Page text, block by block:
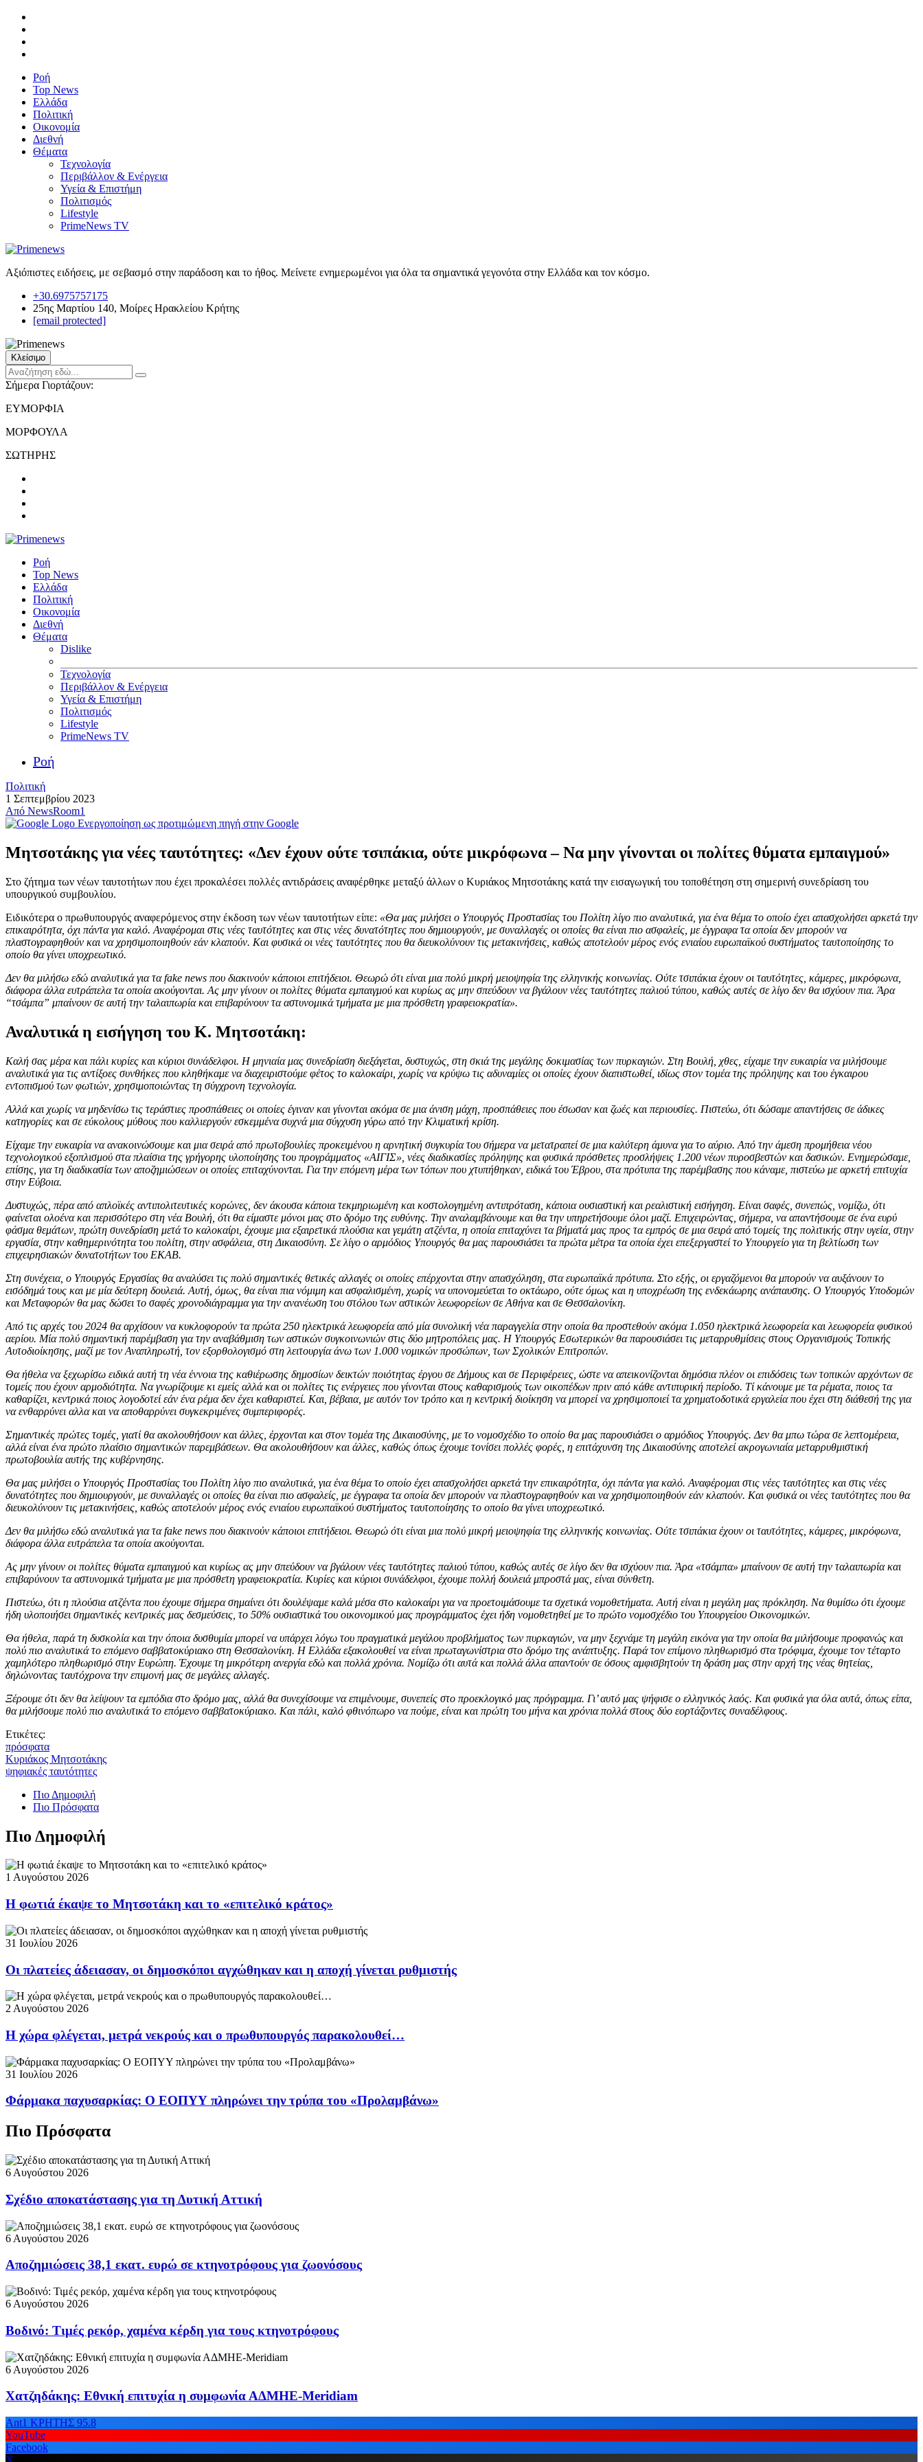
Ροή
Top News
Ελλάδα
Πολιτική
Οικονομία
Διεθνή
Θέματα
Τεχνολογία
Περιβάλλον & Ενέργεια
Υγεία & Επιστήμη
Πολιτισμός
Lifestyle
PrimeNews TV
Αξιόπιστες ειδήσεις, με σεβασμό στην παράδοση και το ήθος. Μείνετε ενημερωμένοι για όλα τα σημαντικά γεγονότα στην Ελλάδα και τον κόσμο.
+30.6975757175
25ης Μαρτίου 140, Μοίρες Ηρακλείου Κρήτης
[email protected]
Κλείσιμο
Σήμερα Γιορτάζουν:
ΕΥΜΟΡΦΙΑ
ΜΟΡΦΟΥΛΑ
ΣΩΤΗΡΗΣ
Ροή
Top News
Ελλάδα
Πολιτική
Οικονομία
Διεθνή
Θέματα
Dislike
Τεχνολογία
Περιβάλλον & Ενέργεια
Υγεία & Επιστήμη
Πολιτισμός
Lifestyle
PrimeNews TV
Ροή
Πολιτική
1 Σεπτεμβρίου 2023
Από NewsRoom1
Ενεργοποίηση ως προτιμώμενη πηγή στην Google
Μητσοτάκης για νέες ταυτότητες: «Δεν έχουν ούτε τσιπάκια, ούτε μικρόφωνα – Να μην γίνονται οι πολίτες θύματα εμπαιγμού»
Στο ζήτημα των νέων ταυτοτήτων που έχει προκαλέσει πολλές αντιδράσεις αναφέρθηκε μεταξύ άλλων ο Κυριάκος Μητσοτάκης κατά την εισαγωγική του τοποθέτηση στη σημερινή συνεδρίαση του
υπουργικού συμβουλίου.
Ειδικότερα ο πρωθυπουργός αναφερόμενος στην έκδοση των νέων ταυτοτήτων είπε: «Θα μας μιλήσει ο Υπουργός Προστασίας του Πολίτη λίγο πιο αναλυτικά, για ένα θέμα το οποίο έχει απασχολήσει αρκετά την
επικαιρότητα, όχι πάντα για καλό. Αναφέρομαι στις νέες ταυτότητες και στις νέες δυνατότητες που δημιουργούν, με συναλλαγές οι οποίες θα είναι πιο ασφαλείς, με έγγραφα τα οποία δεν μπορούν να
πλαστογραφηθούν και να χρησιμοποιηθούν εάν κλαπούν. Και φυσικά οι νέες ταυτότητες που θα διευκολύνουν τις μετακινήσεις, καθώς αποτελούν μέρος ενός ενιαίου ευρωπαϊκού συστήματος ταυτοποίησης το
οποίο θα γίνει υποχρεωτικό.
Δεν θα μιλήσω εδώ αναλυτικά για τα fake news που διακινούν κάποιοι επιτήδειοι. Θεωρώ ότι είναι μια πολύ μικρή μειοψηφία της ελληνικής κοινωνίας. Ούτε τσιπάκια έχουν οι ταυτότητες, κάμερες, μικρόφωνα,
διάφορα άλλα ευτράπελα τα οποία ακούγονται. Ας μην γίνουν οι πολίτες θύματα εμπαιγμού και κυρίως ας μην σπεύδουν να βγάλουν νέες ταυτότητες παλιού τύπου, καθώς αυτές σε λίγο δεν θα ισχύουν πια. Άρα
“τσάμπα” μπαίνουν σε αυτή την ταλαιπωρία και επιβαρύνουν τα αστυνομικά τμήματα με μια πρόσθετη γραφειοκρατία».
Αναλυτικά η εισήγηση του Κ. Μητσοτάκη:
Καλή σας μέρα και πάλι κυρίες και κύριοι συνάδελφοι. Η μηνιαία μας συνεδρίαση διεξάγεται, δυστυχώς, στη σκιά της μεγάλης δοκιμασίας των πυρκαγιών. Στη Βουλή, χθες, είχαμε την ευκαιρία να μιλήσουμε
αναλυτικά για τις αντίξοες συνθήκες που κληθήκαμε να διαχειριστούμε φέτος το καλοκαίρι, χωρίς να κρύψω τις αδυναμίες οι οποίες έχουν διαπιστωθεί, ιδίως στον τομέα της πρόληψης και του έγκαιρου
εντοπισμού των φωτιών, χρησιμοποιώντας τη σύγχρονη τεχνολογία.
Αλλά και χωρίς να μηδενίσω τις τεράστιες προσπάθειες οι οποίες έγιναν και γίνονται ακόμα σε μια άνιση μάχη, προσπάθειες που έσωσαν και ζωές και περιουσίες. Πιστεύω, ότι δώσαμε απαντήσεις σε άδικες
κατηγορίες και σε εύκολους μύθους που καλλιεργούν εσκεμμένα συχνά μια σύγχυση γύρω από την Κλιματική κρίση.
Είχαμε την ευκαιρία να ανακοινώσουμε και μια σειρά από πρωτοβουλίες προκειμένου η αρνητική συγκυρία του σήμερα να μετατραπεί σε μια καλύτερη άμυνα για το αύριο. Από την άμεση προμήθεια νέου
τεχνολογικού εξοπλισμού στα πλαίσια της γρήγορης υλοποίησης του προγράμματος «ΑΙΓΙΣ», νέες διαδικασίες πρόληψης και φυσικά πρόσθετες προσλήψεις 1.200 νέων πυροσβεστών και δασικών. Ενημερώσαμε,
επίσης, για τη διαδικασία των αποζημιώσεων οι οποίες επιταχύνονται. Για την επόμενη μέρα των τόπων που χτυπήθηκαν, ειδικά του Έβρου, στα πρότυπα της παρέμβασης που κάναμε, πιστεύω με αρκετή επιτυχία
στην Εύβοια.
Δυστυχώς, πέρα από απλοϊκές αντιπολιτευτικές κορώνες, δεν άκουσα κάποια τεκμηριωμένη και κοστολογημένη αντιπρόταση, κάποια ουσιαστική και ρεαλιστική εισήγηση. Είναι σαφές, συνεπώς, νομίζω, ότι
φαίνεται ολοένα και περισσότερο στη νέα Βουλή, ότι θα είμαστε μόνοι μας στο δρόμο της ευθύνης. Την αναλαμβάνουμε και θα την υπηρετήσουμε όλοι μαζί. Επιχειρώντας, σήμερα, να απαντήσουμε σε ένα ευρύ
φάσμα θεμάτων, πρώτη συνεδρίαση μετά το καλοκαίρι, έχουμε μια εξαιρετικά πλούσια και γεμάτη ατζέντα, η οποία επιταχύνει τα βήματά μας προς τα εμπρός σε μια σειρά από τομείς της πολιτικής στην υγεία, στην
εργασία, στην καθημερινότητα του πολίτη, στην ασφάλεια, στη Δικαιοσύνη. Σε λίγο ο αρμόδιος Υπουργός θα μας παρουσιάσει τα πρώτα μέτρα τα οποία έχει επεξεργαστεί το Υπουργείο για τη βελτίωση των
επιχειρησιακών δυνατοτήτων του ΕΚΑΒ.
Στη συνέχεια, ο Υπουργός Εργασίας θα αναλύσει τις πολύ σημαντικές θετικές αλλαγές οι οποίες επέρχονται στην απασχόληση, στα ευρωπαϊκά πρότυπα. Στο εξής, οι εργαζόμενοι θα μπορούν να αυξάνουν το
εισόδημά τους και με μία δεύτερη δουλειά. Αυτή, όμως, θα είναι πια νόμιμη και ασφαλισμένη, χωρίς να υπονομεύεται το οκτάωρο, ούτε όμως και η υποχρέωση της ενδεκάωρης ανάπαυσης. Ο Υπουργός Υποδομών
και Μεταφορών θα μας δώσει το σαφές χρονοδιάγραμμα για την ανανέωση του στόλου των αστικών λεωφορείων σε Αθήνα και σε Θεσσαλονίκη.
Από τις αρχές του 2024 θα αρχίσουν να κυκλοφορούν τα πρώτα 250 ηλεκτρικά λεωφορεία από μία συνολική νέα παραγγελία στην οποία θα προστεθούν ακόμα 1.050 ηλεκτρικά λεωφορεία και λεωφορεία φυσικού
αερίου. Μία πολύ σημαντική παρέμβαση για την αναβάθμιση των αστικών συγκοινωνιών στις δύο μητροπόλεις μας. Η Υπουργός Εσωτερικών θα παρουσιάσει τις μεταρρυθμίσεις στους Οργανισμούς Τοπικής
Αυτοδιοίκησης, μαζί με τον Αναπληρωτή, τον εξορθολογισμό στη λειτουργία άνω των 1.000 νομικών προσώπων, των Σχολικών Επιτροπών.
Θα ήθελα να ξεχωρίσω ειδικά αυτή τη νέα έννοια της καθιέρωσης δημοσίων δεικτών ποιότητας έργου σε Δήμους και σε Περιφέρειες, ώστε να απεικονίζονται δημόσια πλέον οι επιδόσεις των τοπικών αρχόντων σε
τομείς που έχουν αρμοδιότητα. Να γνωρίζουμε κι εμείς αλλά και οι πολίτες τις ενέργειες που γίνονται στους καθαρισμούς των οικοπέδων πριν από κάθε αντιπυρική περίοδο. Τί κάνουμε με τα ρέματα, ποιος τα
καθαρίζει, κεντρικά ποιος λογοδοτεί εάν ένα ρέμα δεν έχει καθαριστεί. Και, βέβαια, με αυτόν τον τρόπο και η κεντρική διοίκηση να μπορεί να χρησιμοποιεί τα χρηματοδοτικά εργαλεία που έχει στη διάθεσή της για
να ενθαρρύνει αλλα και να αποθαρρύνει συγκεκριμένες συμπεριφορές.
Σημαντικές πρώτες τομές, γιατί θα ακολουθήσουν και άλλες, έρχονται και στον τομέα της Δικαιοσύνης, με το νομοσχέδιο το οποίο θα μας παρουσιάσει ο αρμόδιος Υπουργός. Δεν θα μπω τώρα σε λεπτομέρεια,
αλλά είναι ένα πρώτο πλαίσιο σημαντικών παρεμβάσεων. Θα ακολουθήσουν και άλλες, καθώς όπως έχουμε τονίσει πολλές φορές, η επιτάχυνση της Δικαιοσύνης αποτελεί ακρογωνιαία μεταρρυθμιστική
πρωτοβουλία αυτής της κυβέρνησης.
Θα μας μιλήσει ο Υπουργός Προστασίας του Πολίτη λίγο πιο αναλυτικά, για ένα θέμα το οποίο έχει απασχολήσει αρκετά την επικαιρότητα, όχι πάντα για καλό. Αναφέρομαι στις νέες ταυτότητες και στις νέες
δυνατότητες που δημιουργούν, με συναλλαγές οι οποίες θα είναι πιο ασφαλείς, με έγγραφα τα οποία δεν μπορούν να πλαστογραφηθούν και να χρησιμοποιηθούν εάν κλαπούν. Και φυσικά οι νέες ταυτότητες που θα
διευκολύνουν τις μετακινήσεις, καθώς αποτελούν μέρος ενός ενιαίου ευρωπαϊκού συστήματος ταυτοποίησης το οποίο θα γίνει υποχρεωτικό.
Δεν θα μιλήσω εδώ αναλυτικά για τα fake news που διακινούν κάποιοι επιτήδειοι. Θεωρώ ότι είναι μια πολύ μικρή μειοψηφία της ελληνικής κοινωνίας. Ούτε τσιπάκια έχουν οι ταυτότητες, κάμερες, μικρόφωνα,
διάφορα άλλα ευτράπελα τα οποία ακούγονται.
Ας μην γίνουν οι πολίτες θύματα εμπαιγμού και κυρίως ας μην σπεύδουν να βγάλουν νέες ταυτότητες παλιού τύπου, καθώς αυτές σε λίγο δεν θα ισχύουν πια. Άρα «τσάμπα» μπαίνουν σε αυτή την ταλαιπωρία και
επιβαρύνουν τα αστυνομικά τμήματα με μια πρόσθετη γραφειοκρατία. Κυρίες και κύριοι συνάδελφοι, έχουμε πολλή δουλειά μπροστά μας, είναι σύνθετη.
Πιστεύω, ότι η πλούσια ατζέντα που έχουμε σήμερα σημαίνει ότι δουλέψαμε καλά μέσα στο καλοκαίρι για να προετοιμάσουμε τα σχετικά νομοθετήματα. Αυτή είναι η μεγάλη μας πρόκληση. Να θυμίσω ότι έχουμε
ήδη υλοποιήσει σημαντικές κεντρικές μας δεσμεύσεις, το 50% ουσιαστικά του οικονομικού μας προγράμματος έχει ήδη νομοθετηθεί με το πρώτο νομοσχέδιο του Υπουργείου Οικονομικών.
Θα ήθελα, παρά τη δυσκολία και την όποια δυσθυμία μπορεί να υπάρχει λόγω του πραγματικά μεγάλου προβλήματος των πυρκαγιών, να μην ξεχνάμε τη μεγάλη εικόνα για την οποία θα μιλήσουμε προφανώς και
πολύ πιο αναλυτικά το επόμενο σαββατοκύριακο στη Θεσσαλονίκη. Η Ελλάδα εξακολουθεί να είναι πρωταγωνίστρια στο δρόμο της ανάπτυξης. Παρά τον επίμονο πληθωρισμό στα τρόφιμα, έχουμε τον τέταρτο
χαμηλότερο πληθωρισμό στην Ευρώπη. Έχουμε τη μικρότερη ανεργία εδώ και πολλά χρόνια. Νομίζω ότι αυτά και πολλά άλλα απαντούν σε όσους αμφισβητούν τη δράση μας στην αρχή της νέας θητείας,
δηλώνοντας ταυτόχρονα την επιμονή μας σε μεγάλες αλλαγές.
Ξέρουμε ότι δεν θα λείψουν τα εμπόδια στο δρόμο μας, αλλά θα συνεχίσουμε να επιμένουμε, συνεπείς στο προεκλογικό μας πρόγραμμα. Γι’ αυτό μας ψήφισε ο ελληνικός λαός. Και φυσικά για όλα αυτά, όπως είπα,
θα μιλήσουμε πολύ πιο αναλυτικά το επόμενο σαββατοκύριακο. Και πάλι, καλό φθινόπωρο να πούμε, είναι και πρώτη του μήνα και χρόνια πολλά στους δύο εορτάζοντες συναδέλφους.
Ετικέτες:
πρόσφατα
Κυριάκος Μητσοτάκης
ψηφιακές ταυτότητες
Πιο Δημοφιλή
Πιο Πρόσφατα
Πιο Δημοφιλή
1 Αυγούστου 2026
Η φωτιά έκαψε το Μητσοτάκη και το «επιτελικό κράτος»
31 Ιουλίου 2026
Οι πλατείες άδειασαν, οι δημοσκόποι αγχώθηκαν και η αποχή γίνεται ρυθμιστής
2 Αυγούστου 2026
Η χώρα φλέγεται, μετρά νεκρούς και ο πρωθυπουργός παρακολουθεί…
31 Ιουλίου 2026
Φάρμακα παχυσαρκίας: Ο ΕΟΠΥΥ πληρώνει την τρύπα του «Προλαμβάνω»
Πιο Πρόσφατα
6 Αυγούστου 2026
Σχέδιο αποκατάστασης για τη Δυτική Αττική
6 Αυγούστου 2026
Αποζημιώσεις 38,1 εκατ. ευρώ σε κτηνοτρόφους για ζωονόσους
6 Αυγούστου 2026
Βοδινό: Τιμές ρεκόρ, χαμένα κέρδη για τους κτηνοτρόφους
6 Αυγούστου 2026
Χατζηδάκης: Εθνική επιτυχία η συμφωνία ΑΔΜΗΕ-Meridiam
Ant1 ΚΡΗΤΗΣ 95.8
YouTube
Facebook
X